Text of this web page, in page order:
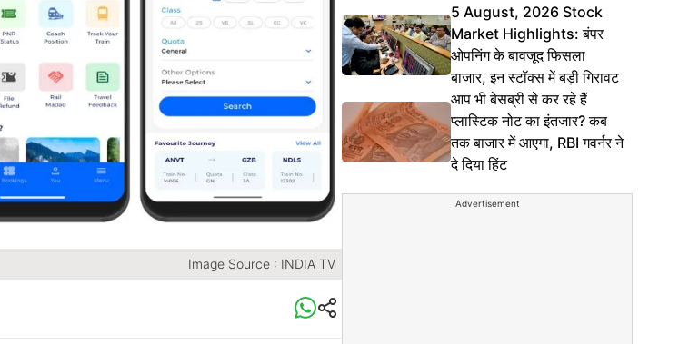
Image Source : INDIA TV
5 August, 2026 Stock
Market Highlights: बंपर
ओपनिंग के बावजूद फिसला
बाजार, इन स्टॉक्स में बड़ी गिरावट
आप भी बेसब्री से कर रहे हैं
प्लास्टिक नोट का इंतजार? कब
तक बाजार में आएगा, RBI गवर्नर ने
दे दिया हिंट
Advertisement